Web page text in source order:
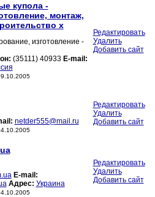
купола -
монтаж,
х
изготовление -
(35111) 40933 E-mail:
Редактировать
Удалить
Добавить сайт
netder555@mail.ru
Редактировать
Удалить
Добавить сайт
E-mail:
Адрес: Украина
Редактировать
Удалить
Добавить сайт